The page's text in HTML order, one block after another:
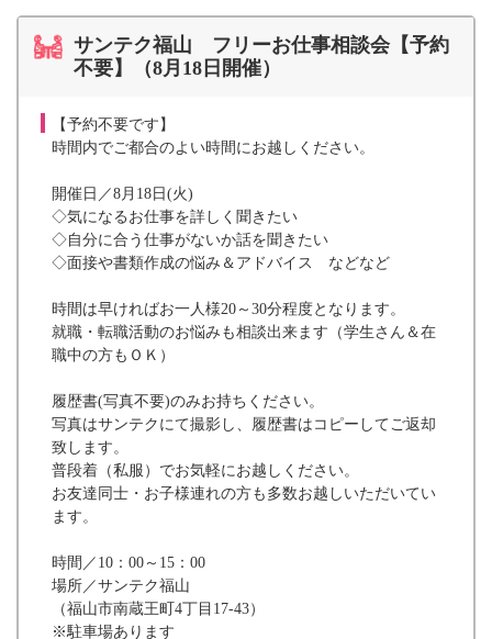
サンテク福山 フリーお仕事相談会【予約
不要】（8月18日開催）
【予約不要です】
時間内でご都合のよい時間にお越しください。
開催日／8月18日(火)
◇気になるお仕事を詳しく聞きたい
◇自分に合う仕事がないか話を聞きたい
◇面接や書類作成の悩み＆アドバイス などなど
時間は早ければお一人様20～30分程度となります。
就職・転職活動のお悩みも相談出来ます（学生さん＆在
職中の方もＯＫ）
履歴書(写真不要)のみお持ちください。
写真はサンテクにて撮影し、履歴書はコピーしてご返却
致します。
普段着（私服）でお気軽にお越しください。
お友達同士・お子様連れの方も多数お越しいただいてい
ます。
時間／10：00～15：00
場所／サンテク福山
（福山市南蔵王町4丁目17-43）
※駐車場あります